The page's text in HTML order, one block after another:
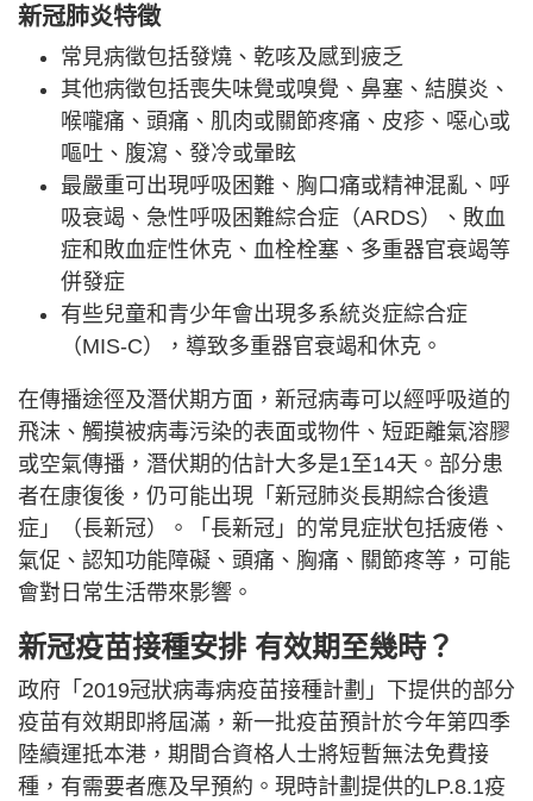
新冠肺炎特徵
常見病徵包括發燒、乾咳及感到疲乏
其他病徵包括喪失味覺或嗅覺、鼻塞、結膜炎、
喉嚨痛、頭痛、肌肉或關節疼痛、皮疹、噁心或
嘔吐、腹瀉、發冷或暈眩
最嚴重可出現呼吸困難、胸口痛或精神混亂、呼
吸衰竭、急性呼吸困難綜合症（ARDS）、敗血
症和敗血症性休克、血栓栓塞、多重器官衰竭等
併發症
有些兒童和青少年會出現多系統炎症綜合症
（MIS-C），導致多重器官衰竭和休克。
在傳播途徑及潛伏期方面，新冠病毒可以經呼吸道的
飛沫、觸摸被病毒污染的表面或物件、短距離氣溶膠
或空氣傳播，潛伏期的估計大多是1至14天。部分患
者在康復後，仍可能出現「新冠肺炎長期綜合後遺
症」（長新冠）。「長新冠」的常見症狀包括疲倦、
氣促、認知功能障礙、頭痛、胸痛、關節疼等，可能
會對日常生活帶來影響。
新冠疫苗接種安排 有效期至幾時？
政府「2019冠狀病毒病疫苗接種計劃」下提供的部分
疫苗有效期即將屆滿，新一批疫苗預計於今年第四季
陸續運抵本港，期間合資格人士將短暫無法免費接
種，有需要者應及早預約。現時計劃提供的LP.8.1疫